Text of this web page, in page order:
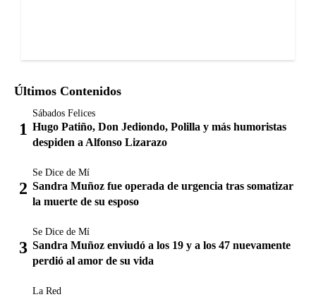
Últimos Contenidos
Sábados Felices
Hugo Patiño, Don Jediondo, Polilla y más humoristas
despiden a Alfonso Lizarazo
Se Dice de Mí
Sandra Muñoz fue operada de urgencia tras somatizar
la muerte de su esposo
Se Dice de Mí
Sandra Muñoz enviudó a los 19 y a los 47 nuevamente
perdió al amor de su vida
La Red